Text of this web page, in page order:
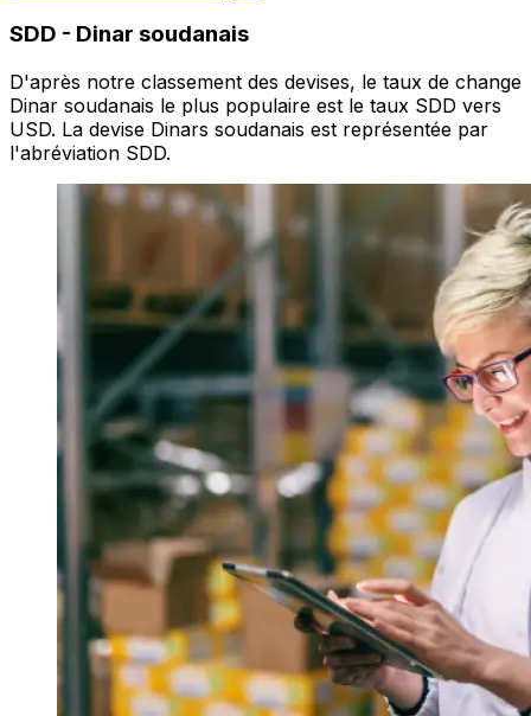
SDD - Dinar soudanais
D'après notre classement des devises, le taux de change
Dinar soudanais le plus populaire est le taux SDD vers
USD. La devise Dinars soudanais est représentée par
l'abréviation SDD.